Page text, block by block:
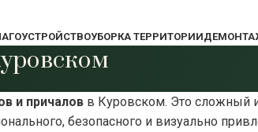
УБОРКА ТЕРРИТОРИИ
и причалов в Куровском. Это сложный
безопасного и визуально